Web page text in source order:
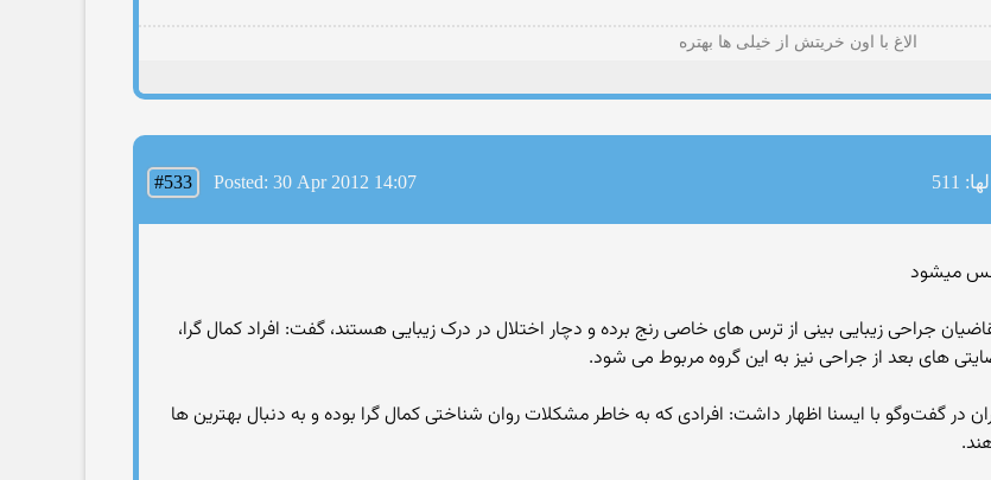
الاغ با اون خریتش از خیلی ها بهتره
511
#533 Posted: 30 Apr 2012 14:07
میشود
گلو و بینی با بیان این که 3 تا 6 درصد متقاضیان جراحی زیبایی بینی از ترس های خاصی رنج برده و دچار اختلال در درک زیبایی هستند، گفت: افراد کمال گرا،
های بعد از جراحی نیز به این گروه مربوط می شود.
گفت‌وگو با ایسنا اظهار داشت: افرادی که به خاطر مشکلات روان شناختی کمال گرا بوده و به دنبال بهترین ها